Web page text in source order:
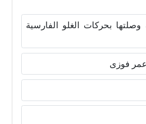
وصلتها بحركات الغلو الفارسية
فوزى